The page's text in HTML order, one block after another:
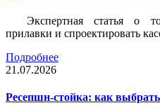
Экспертная статья о
прилавки и спроектировать
Подробнее
21.07.2026
Ресепшн-стойка: как